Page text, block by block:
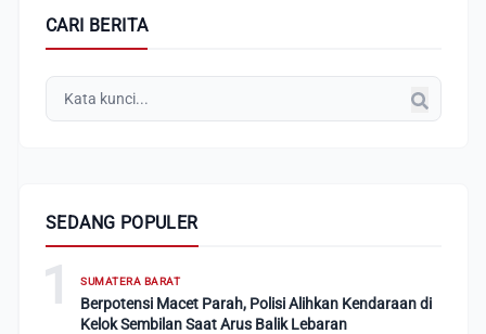
CARI BERITA
SEDANG POPULER
1 SUMATERA BARAT
Berpotensi Macet Parah, Polisi Alihkan Kendaraan di
Kelok Sembilan Saat Arus Balik Lebaran